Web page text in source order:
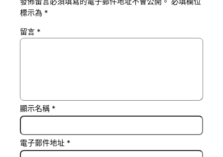
標示為 *
留言 *
顯示名稱 *
電子郵件地址 *